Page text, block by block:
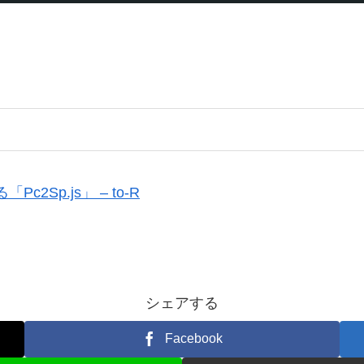
「Pc2Sp.js」 – to-R
シェアする
Facebook